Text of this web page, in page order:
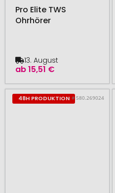
Pro Elite TWS
Ohrhörer
ab15,51 €
13. August
48H PRODUKTION # 580.269024